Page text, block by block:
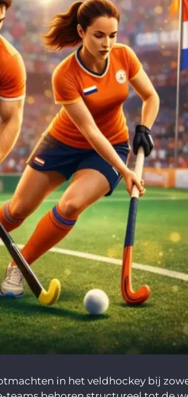
in het veldhockey bij